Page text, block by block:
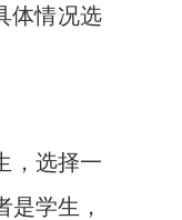
体情况选
，选择一
学生，